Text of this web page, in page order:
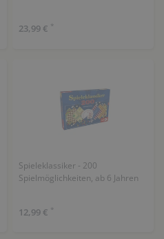
23,99 € *
Spieleklassiker - 200
Spielmöglichkeiten, ab 6 Jahren
12,99 € *